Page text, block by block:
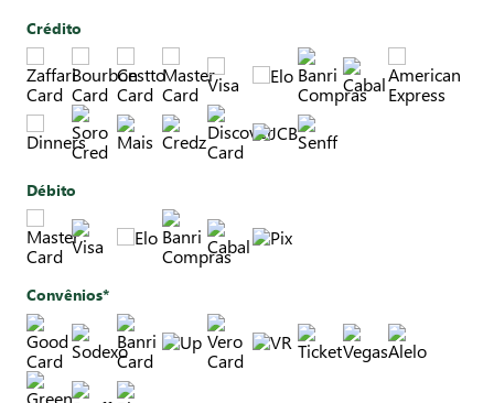
Crédito
Débito
Convênios*